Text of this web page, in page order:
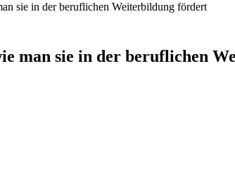
sie in der beruflichen Weiterbildung fördert
man sie in der beruflichen